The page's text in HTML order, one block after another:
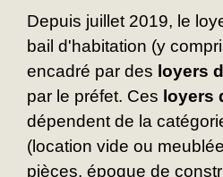
Depuis juillet 2019, le
bail d'habitation (y
encadré par des loyers
par le préfet. Ces loyers
dépendent de la
(location vide ou
pièces, époque de